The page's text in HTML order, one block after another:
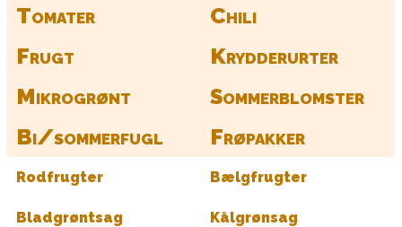
Tomater
Chili
Frugt
Krydderurter
Mikrogrønt
Sommerblomster
Bi/sommerfugl
Frøpakker
Rodfrugter Bælgfrugter
Bladgrøntsag Kålgrønsag